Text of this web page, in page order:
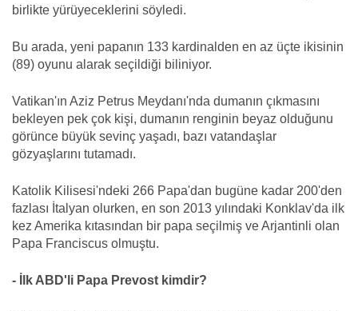
birlikte yürüyeceklerini söyledi.
Bu arada, yeni papanın 133 kardinalden en az üçte ikisinin
(89) oyunu alarak seçildiği biliniyor.
Vatikan'ın Aziz Petrus Meydanı'nda dumanın çıkmasını
bekleyen pek çok kişi, dumanın renginin beyaz olduğunu
görünce büyük sevinç yaşadı, bazı vatandaşlar
gözyaşlarını tutamadı.
Katolik Kilisesi'ndeki 266 Papa'dan bugüne kadar 200'den
fazlası İtalyan olurken, en son 2013 yılındaki Konklav'da ilk
kez Amerika kıtasından bir papa seçilmiş ve Arjantinli olan
Papa Franciscus olmuştu.
- İlk ABD'li Papa Prevost kimdir?